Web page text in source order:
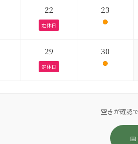
22
定休日
23
29
定休日
30
空きが確認